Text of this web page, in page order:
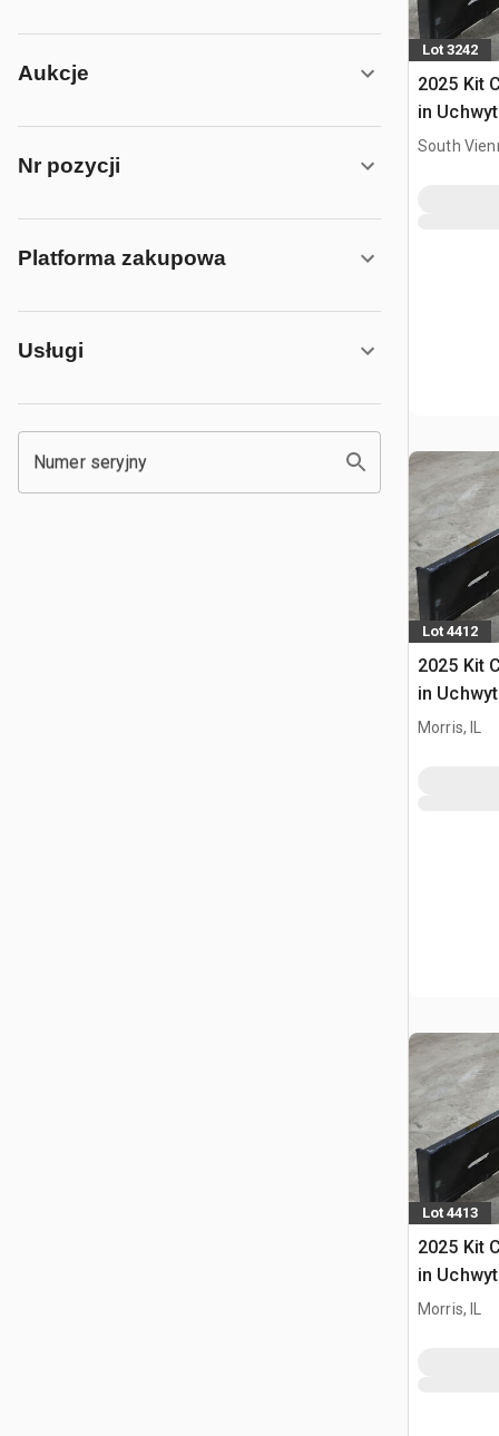
Aukcje
Nr pozycji
Platforma zakupowa
Usługi
Numer seryjny
Lot 3242
2025 Kit
in
South
Lot 4412
2025 Kit
in
Morris, IL
Lot 4413
2025 Kit
in
Morris, IL